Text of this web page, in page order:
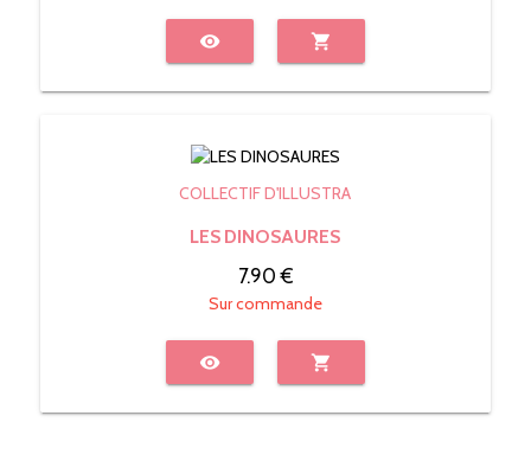
visibility shopping_cart
COLLECTIF D'ILLUSTRA
LES DINOSAURES
7.90 €
Sur commande
visibility shopping_cart